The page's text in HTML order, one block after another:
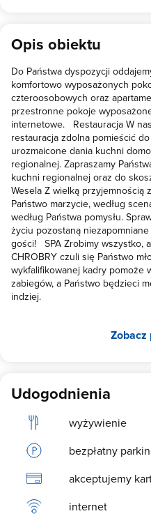
Opis obiektu
Do Państwa dyspozycji
komfortowo wyposażonych
czteroosobowych oraz
przestronne pokoje
internetowe. Restauracja W
restauracja zdolna pomieścić
urozmaicone dania kuchni
regionalnej. Zapraszamy
kuchni regionalnej oraz do
Wesela Z wielką przyjemnością
Państwo marzycie, według
według Państwa pomysłu.
życiu pozostaną
gości! SPA Zrobimy wszystko,
CHROBRY czuli się Państwo
wykfalifikowanej kadry pomoże
zabiegów, a Państwo będzieci
indziej.
Zobacz
Udogodnienia
wyżywienie
bezpłatny
akceptujemy
internet